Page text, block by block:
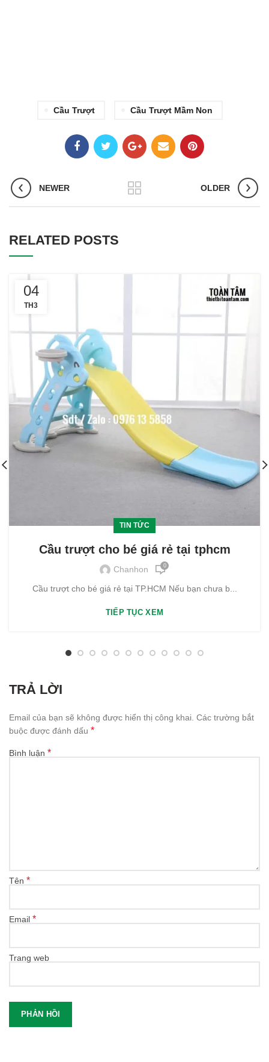
Cầu Trượt Cầu Trượt Mầm Non
NEWER OLDER
RELATED POSTS
04
TH3
TIN TỨC
Cầu trượt cho bé giá rẻ tại tphcm
Chanhon 0
Cầu trượt cho bé giá rẻ tại TP.HCM Nếu bạn chưa b...
TIẾP TỤC XEM
TRẢ LỜI
Email của bạn sẽ không được hiển thị công khai. Các trường bắt
buộc được đánh dấu *
Bình luận *
Tên *
Email *
Trang web